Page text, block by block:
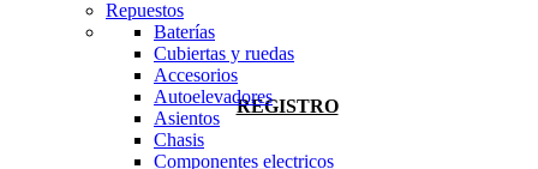
ACCEDER
REGISTRO
Repuestos
Baterías
Cubiertas y ruedas
Accesorios
Autoelevadores
Asientos
Chasis
Componentes electricos